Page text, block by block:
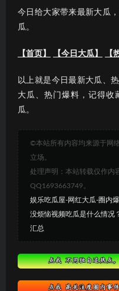
今日给大家带来最新大瓜
瓜。
【首页】 【今日大瓜】 【
以上就是今日最新大瓜、
大瓜、热门爆料，记得收
瓜。
©本站所有内容均来源于网
立场。
处理声明：本站转载仅作内
QQ1693663749。
娱乐吃瓜屋-网红大瓜-圈内
没烦恼视频吃瓜是什么情况
汇总